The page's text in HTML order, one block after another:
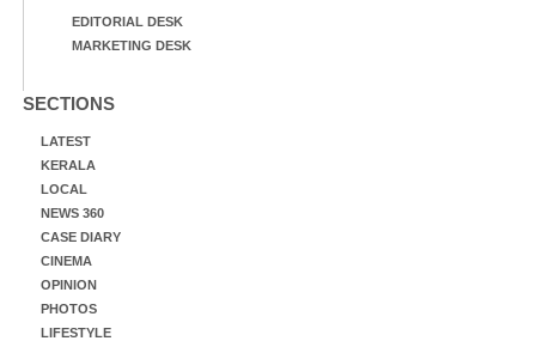
EDITORIAL DESK
MARKETING DESK
SECTIONS
LATEST
KERALA
LOCAL
NEWS 360
CASE DIARY
CINEMA
OPINION
PHOTOS
LIFESTYLE